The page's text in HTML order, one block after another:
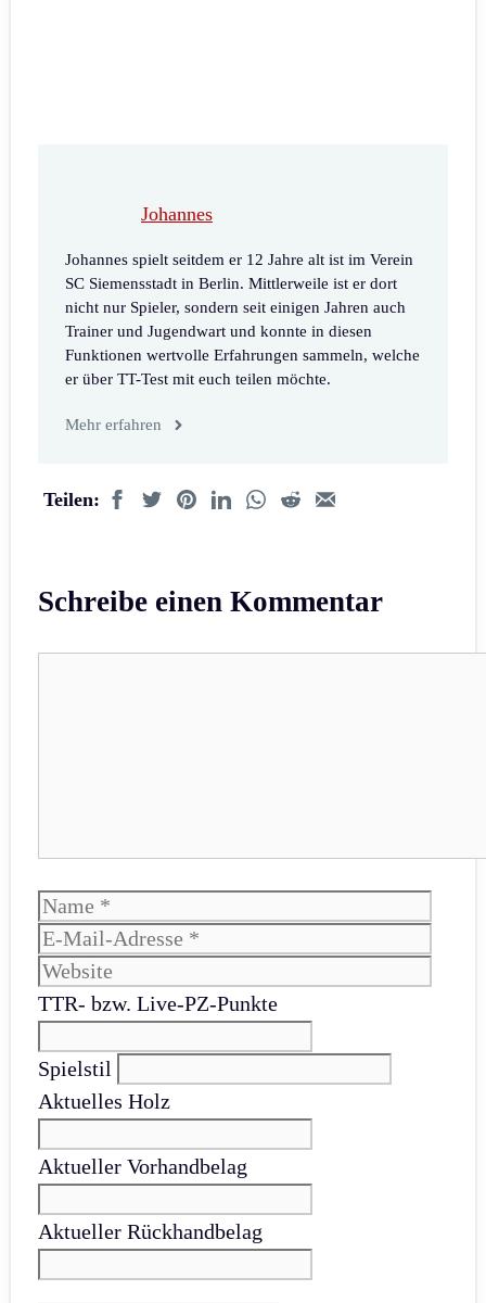
Johannes
Johannes spielt seitdem er 12 Jahre alt ist im Verein
SC Siemensstadt in Berlin. Mittlerweile ist er dort
nicht nur Spieler, sondern seit einigen Jahren auch
Trainer und Jugendwart und konnte in diesen
Funktionen wertvolle Erfahrungen sammeln, welche
er über TT-Test mit euch teilen möchte.
Mehr erfahren
Teilen:
Schreibe einen Kommentar
Name
TTR- bzw. Live-PZ-Punkte
Spielstil
Aktuelles Holz
Aktueller Vorhandbelag
Aktueller Rückhandbelag